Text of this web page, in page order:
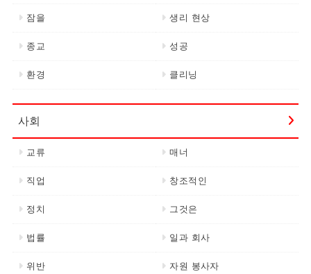
잠을 생리 현상
종교 성공
환경 클리닝
사회
교류 매너
직업 창조적인
정치 그것은
법률 일과 회사
위반 자원 봉사자